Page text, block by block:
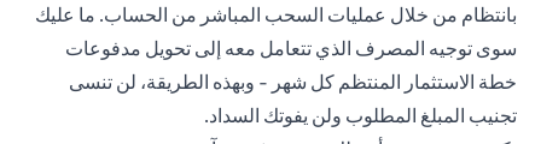
بانتظام من خلال عمليات السحب المباشر من الحساب. ما عليك
سوى توجيه المصرف الذي تتعامل معه إلى تحويل مدفوعات
خطة الاستثمار المنتظم كل شهر - وبهذه الطريقة، لن تنسى
تجنيب المبلغ المطلوب ولن يفوتك السداد.